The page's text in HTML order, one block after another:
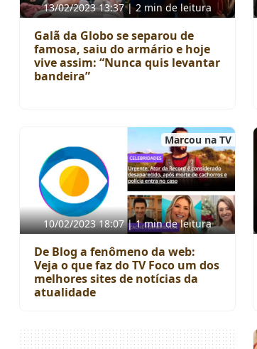
13/02/2023 13:37 | 2 min de leitura
Galã da Globo se separou de
famosa, saiu do armário e hoje
vive assim: “Nunca quis levantar
bandeira”
Marcou na TV
10/02/2023 18:07 | 1 min de leitura
De Blog a fenômeno da web:
Veja o que faz do TV Foco um dos
melhores sites de notícias da
atualidade